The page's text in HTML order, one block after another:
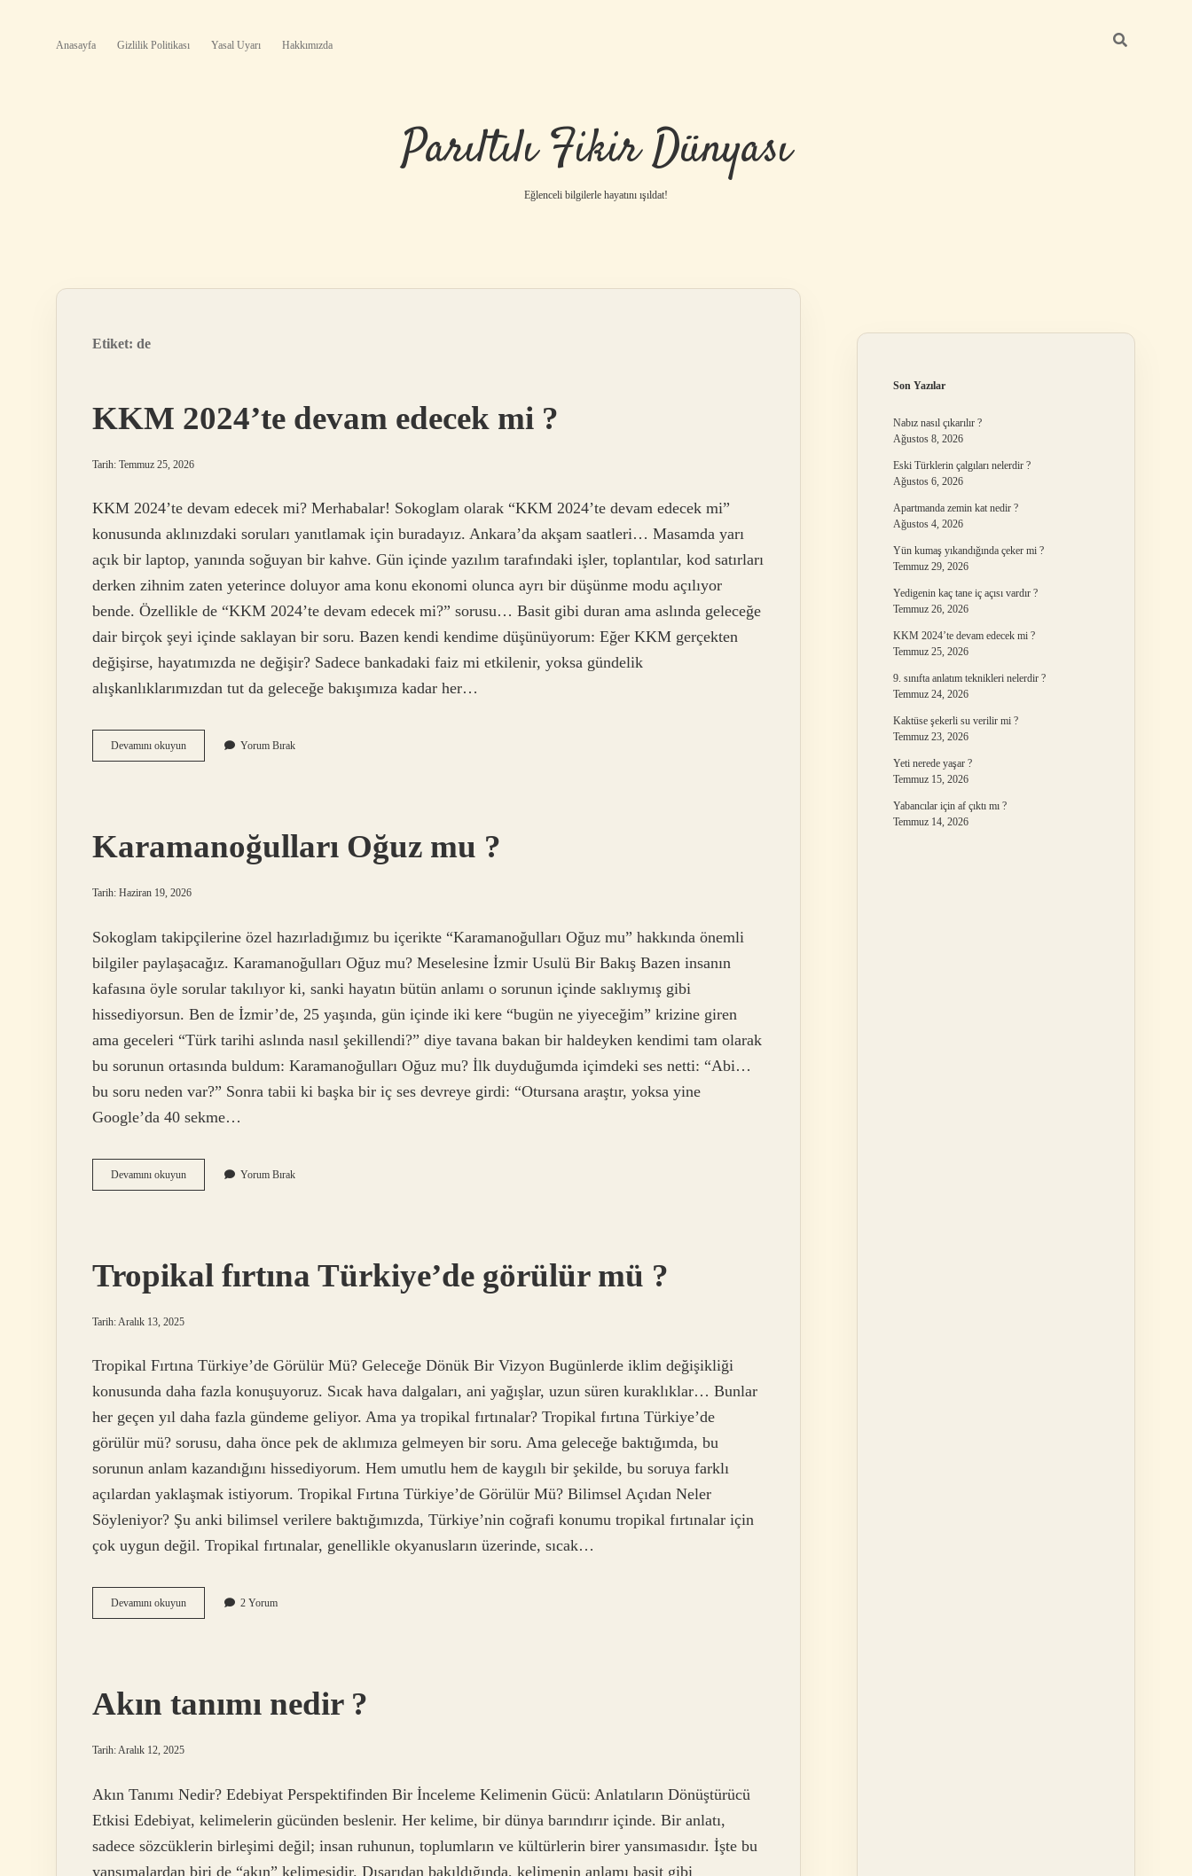
Anasayfa Gizlilik Politikası Yasal Uyarı Hakkımızda
Parıltılı Fikir Dünyası
Eğlenceli bilgilerle hayatını ışıldat!
Etiket: de
KKM 2024’te devam edecek mi ?
Tarih: Temmuz 25, 2026
KKM 2024’te devam edecek mi? Merhabalar! Sokoglam olarak “KKM 2024’te devam edecek mi”
konusunda aklınızdaki soruları yanıtlamak için buradayız. Ankara’da akşam saatleri… Masamda yarı
açık bir laptop, yanında soğuyan bir kahve. Gün içinde yazılım tarafındaki işler, toplantılar, kod satırları
derken zihnim zaten yeterince doluyor ama konu ekonomi olunca ayrı bir düşünme modu açılıyor
bende. Özellikle de “KKM 2024’te devam edecek mi?” sorusu… Basit gibi duran ama aslında geleceğe
dair birçok şeyi içinde saklayan bir soru. Bazen kendi kendime düşünüyorum: Eğer KKM gerçekten
değişirse, hayatımızda ne değişir? Sadece bankadaki faiz mi etkilenir, yoksa gündelik
alışkanlıklarımızdan tut da geleceğe bakışımıza kadar her…
Devamını okuyunKKM
2024’te
Yorum Bırak
Karamanoğulları Oğuz mu ?
Tarih: Haziran 19, 2026
Sokoglam takipçilerine özel hazırladığımız bu içerikte “Karamanoğulları Oğuz mu” hakkında önemli
bilgiler paylaşacağız. Karamanoğulları Oğuz mu? Meselesine İzmir Usulü Bir Bakış Bazen insanın
kafasına öyle sorular takılıyor ki, sanki hayatın bütün anlamı o sorunun içinde saklıymış gibi
hissediyorsun. Ben de İzmir’de, 25 yaşında, gün içinde iki kere “bugün ne yiyeceğim” krizine giren
ama geceleri “Türk tarihi aslında nasıl şekillendi?” diye tavana bakan bir haldeyken kendimi tam olarak
bu sorunun ortasında buldum: Karamanoğulları Oğuz mu? İlk duyduğumda içimdeki ses netti: “Abi…
bu soru neden var?” Sonra tabii ki başka bir iç ses devreye girdi: “Otursana araştır, yoksa yine
Google’da 40 sekme…
Devamını okuyunKaramanoğulları
Oğuz
Yorum Bırak
Tropikal fırtına Türkiye’de görülür mü ?
Tarih: Aralık 13, 2025
Tropikal Fırtına Türkiye’de Görülür Mü? Geleceğe Dönük Bir Vizyon Bugünlerde iklim değişikliği
konusunda daha fazla konuşuyoruz. Sıcak hava dalgaları, ani yağışlar, uzun süren kuraklıklar… Bunlar
her geçen yıl daha fazla gündeme geliyor. Ama ya tropikal fırtınalar? Tropikal fırtına Türkiye’de
görülür mü? sorusu, daha önce pek de aklımıza gelmeyen bir soru. Ama geleceğe baktığımda, bu
sorunun anlam kazandığını hissediyorum. Hem umutlu hem de kaygılı bir şekilde, bu soruya farklı
açılardan yaklaşmak istiyorum. Tropikal Fırtına Türkiye’de Görülür Mü? Bilimsel Açıdan Neler
Söyleniyor? Şu anki bilimsel verilere baktığımızda, Türkiye’nin coğrafi konumu tropikal fırtınalar için
çok uygun değil. Tropikal fırtınalar, genellikle okyanusların üzerinde, sıcak…
Devamını okuyunTropikal
fırtına
2 Yorum
Akın tanımı nedir ?
Tarih: Aralık 12, 2025
Akın Tanımı Nedir? Edebiyat Perspektifinden Bir İnceleme Kelimenin Gücü: Anlatıların Dönüştürücü
Etkisi Edebiyat, kelimelerin gücünden beslenir. Her kelime, bir dünya barındırır içinde. Bir anlatı,
sadece sözcüklerin birleşimi değil; insan ruhunun, toplumların ve kültürlerin birer yansımasıdır. İşte bu
yansımalardan biri de “akın” kelimesidir. Dışarıdan bakıldığında, kelimenin anlamı basit gibi
Son Yazılar
Nabız nasıl çıkarılır ?
Ağustos 8, 2026
Eski Türklerin çalgıları nelerdir ?
Ağustos 6, 2026
Apartmanda zemin kat nedir ?
Ağustos 4, 2026
Yün kumaş yıkandığında çeker mi ?
Temmuz 29, 2026
Yedigenin kaç tane iç açısı vardır ?
Temmuz 26, 2026
KKM 2024’te devam edecek mi ?
Temmuz 25, 2026
9. sınıfta anlatım teknikleri nelerdir ?
Temmuz 24, 2026
Kaktüse şekerli su verilir mi ?
Temmuz 23, 2026
Yeti nerede yaşar ?
Temmuz 15, 2026
Yabancılar için af çıktı mı ?
Temmuz 14, 2026